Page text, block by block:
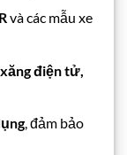
và các mẫu xe
điện tử,
, đảm bảo